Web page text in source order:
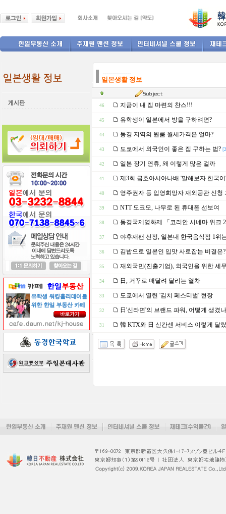
일본생활 정보
46 지금이 내 집 마련의 찬스!!!
45 유학생이 일본에서 방을 구하려면?
44 동경 지역의 원룸 월세가격은 얼마?
43 도쿄에서 외국인이 좋은 집 구하는 법?
42 일본 장기 연휴, 왜 이렇게 많은 걸까
41 제3회 금호아시아나배 '말해보자 한국
40 영주권자 등 입영희망자 재외공관 신청
39 NTT 도코모, 나무로 된 휴대폰 선보여
38 동경국제영화제 「코리안 시네마 위크
37 야후재팬 선정, 일본내 한국음식점 1위
36 김밥으로 일본인 입맛 사로잡는 비결은?
35 재외국민(진출기업), 외국인을 위한 세
34 日, 거꾸로 매달려 달리는 열차
33 도쿄에서 열린 '김치 페스티벌' 현장
32 日'신라면'의 브랜드 파워, 어떻게 생겼
31 韓 KTX와 日 신칸센 서비스 이렇게 달